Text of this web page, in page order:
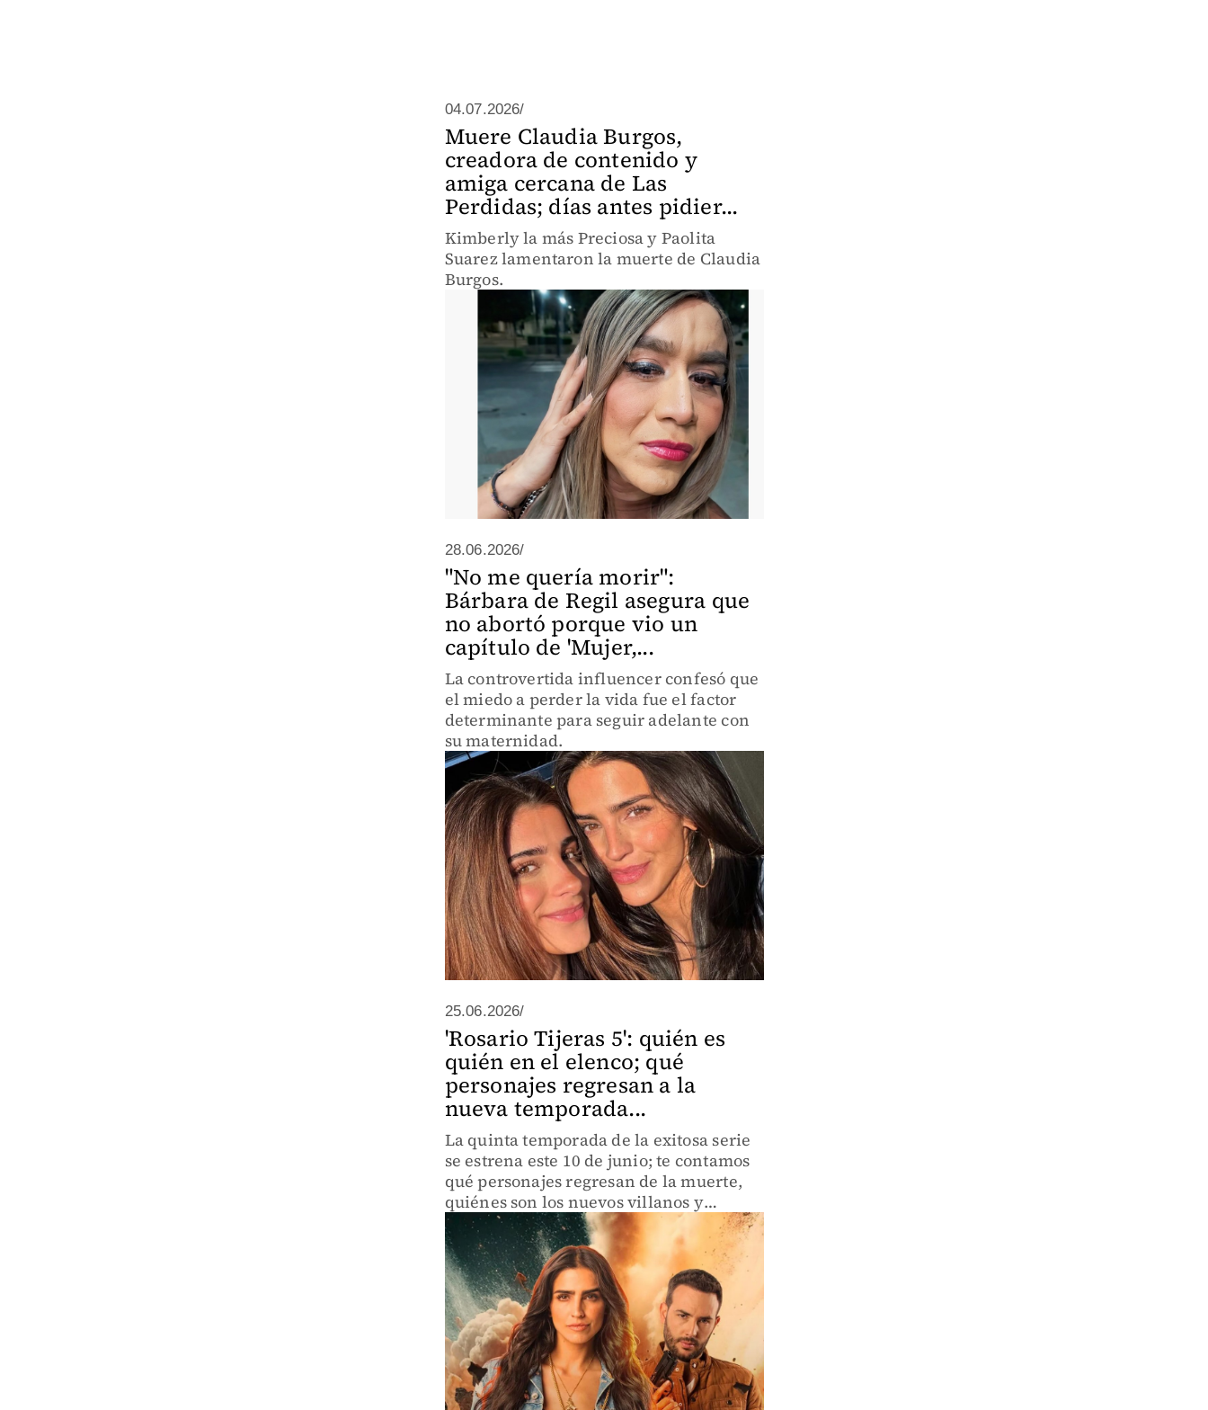
04.07.2026/
Muere Claudia Burgos,
creadora de contenido y
amiga cercana de Las
Perdidas; días antes pidier...
Kimberly la más Preciosa y Paolita
Suarez lamentaron la muerte de Claudia
Burgos.
28.06.2026/
"No me quería morir":
Bárbara de Regil asegura que
no abortó porque vio un
capítulo de 'Mujer,...
La controvertida influencer confesó que
el miedo a perder la vida fue el factor
determinante para seguir adelante con
su maternidad.
25.06.2026/
'Rosario Tijeras 5': quién es
quién en el elenco; qué
personajes regresan a la
nueva temporada...
La quinta temporada de la exitosa serie
se estrena este 10 de junio; te contamos
qué personajes regresan de la muerte,
quiénes son los nuevos villanos y
cuántos capítulos tendrá.